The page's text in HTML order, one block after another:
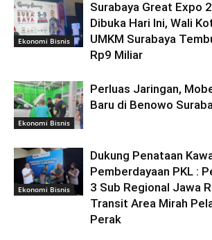
Ekonomi Bisnis
Surabaya Great Expo
Dibuka Hari Ini, Wali
UMKM Surabaya
Rp9 Miliar
Ekonomi Bisnis
Perluas Jaringan,
Baru di Benowo
Ekonomi Bisnis
Dukung Penataan
Pemberdayaan PKL :
3 Sub Regional Jawa
Transit Area Mirah
Perak